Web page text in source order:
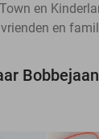
en
en